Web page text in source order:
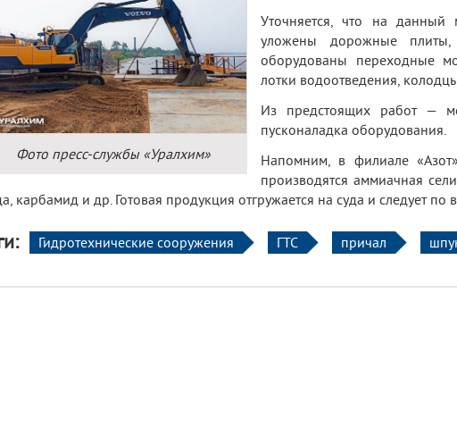
Фото пресс-службы «Уралхим»
Уточняется, что на данный
уложены дорожные плиты,
оборудованы переходные
лотки водоотведения,
Из предстоящих работ —
пусконаладка оборудования.
Напомним, в филиале
производятся аммиачная
карбамид и др. Готовая продукция отгружается на суда и следует
Гидротехнические сооружения ГТС причал